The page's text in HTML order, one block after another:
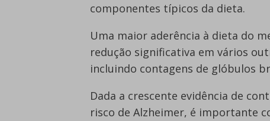
componentes típicos da dieta.
Uma maior aderência à dieta do
redução significativa em vários
incluindo contagens de glóbulos
Dada a crescente evidência de
risco de Alzheimer, é importante